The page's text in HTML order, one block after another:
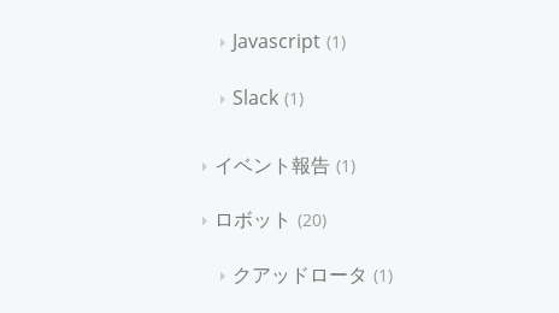
Javascript 1
Slack 1
イベント報告 1
ロボット 20
クアッドロータ 1